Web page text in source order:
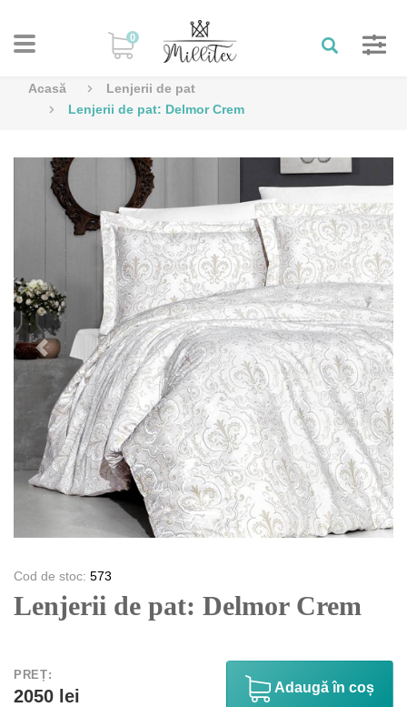
0
Acasă
Lenjerii de pat
Lenjerii de pat: Delmor Crem
Previous Next
Cod de stoc: 573
Lenjerii de pat: Delmor Crem
PREȚ:
2050 lei Аdaugă în coș